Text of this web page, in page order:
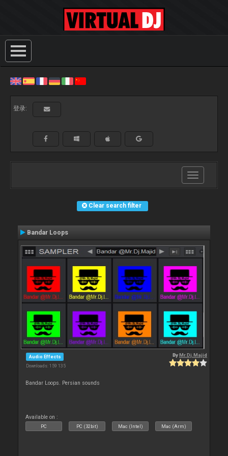
登录:
Toggle
navigation
Clear search filter
Bandar Loops
Audio Effects
Downloads: 159 135
ByMr.Dj.Majid
Bandar Loops. Persian sounds
Available on :
PC PC (32bit) Mac (Intel) Mac (Arm)